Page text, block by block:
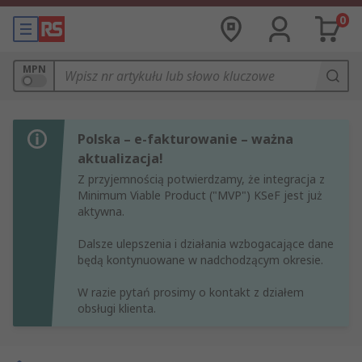
0
MPN
Polska – e-fakturowanie – ważna
aktualizacja!
Z przyjemnością potwierdzamy, że integracja z
Minimum Viable Product ("MVP") KSeF jest już
aktywna.
Dalsze ulepszenia i działania wzbogacające dane
będą kontynuowane w nadchodzącym okresie.
W razie pytań prosimy o kontakt z działem
obsługi klienta.